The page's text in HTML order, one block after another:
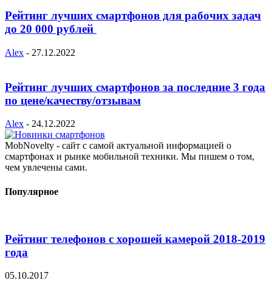
Рейтинг лучших смартфонов для рабочих задач
до 20 000 рублей
Alex - 27.12.2022
Рейтинг лучших смартфонов за последние 3 года
по цене/качеству/отзывам
Alex - 24.12.2022
MobNovelty - сайт с самой актуальной информацией о
смартфонах и рынке мобильной техники. Мы пишем о том,
чем увлечены сами.
Популярное
Рейтинг телефонов с хорошей камерой 2018-2019
года
05.10.2017